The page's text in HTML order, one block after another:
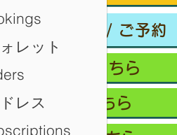
イズヨガ」 / ご予約
/ご予約はこちら
験の方はこちら
レット
レス